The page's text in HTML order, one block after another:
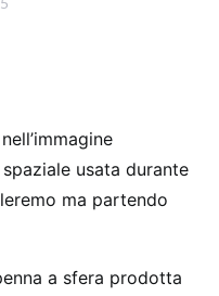
usata durante
ma partendo
a sfera prodotta